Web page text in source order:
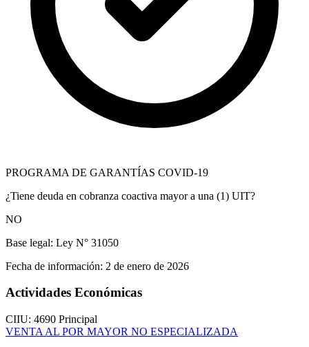
PROGRAMA DE GARANTÍAS COVID-19
¿Tiene deuda en cobranza coactiva mayor a una (1) UIT?
NO
Base legal: Ley N° 31050
Fecha de información: 2 de enero de 2026
Actividades Económicas
CIIU: 4690 Principal
VENTA AL POR MAYOR NO ESPECIALIZADA